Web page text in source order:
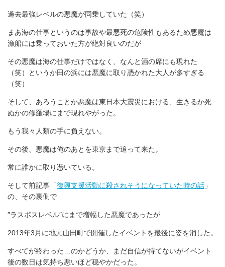
過去最強レベルの悪魔が同乗していた（笑）
まあ海の仕事というのは事故や最悪死の危険性もあるため悪魔は
漁船には乗っておいた方が絶対良いのだが
その悪魔は海の仕事だけではなく、なんと酒の席にも現れた
（笑）というか田の浜には悪魔に取り憑かれた大人が多すぎる
（笑）
そして、あろうことか悪魔は東日本大震災における、生きるか死
ぬかの修羅場にまで現れやがった。
もう我々人類の手に負えない。
その後、悪魔は俺のあとを東京まで追って来た。
常に誰かに取り憑いている。
そして前記事「復興支援活動に殺されそうになっていた時の話 」
の、その裏側で
″ラスボスレベル″にまで増幅した悪魔であったが
2013年3月に地元山田町で開催したイベントを最後に姿を消した。
すべてが終わった…のかどうか、まだ自信が持てないがイベント
後の数日は気持ち悪いほど穏やかだった。